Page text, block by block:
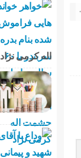
اله کرمی نژاد